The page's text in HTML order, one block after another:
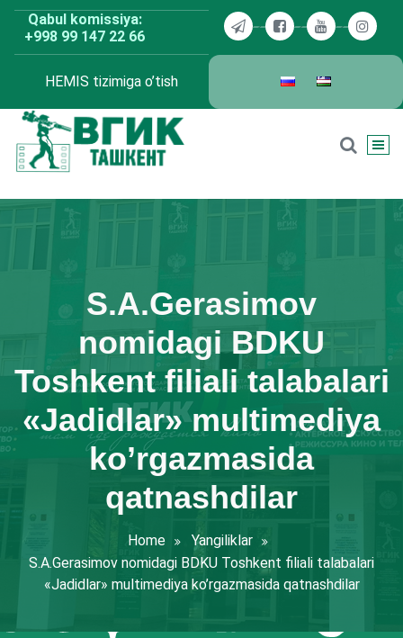
Skip
content
Qabul komissiya:
+998 99 147 22 66
HEMIS tizimiga o’tish
S.A.Gerasimov
nomidagi BDKU
Toshkent filiali talabalari
«Jadidlar» multimediya
ko’rgazmasida
qatnashdilar
Home
Yangiliklar
S.A.Gerasimov nomidagi BDKU Toshkent filiali talabalari
«Jadidlar» multimediya ko’rgazmasida qatnashdilar